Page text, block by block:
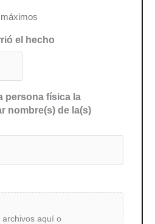
el hecho
persona física la
nombre(s) de la(s)
archivos aquí o